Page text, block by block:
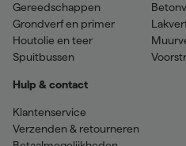
Gereedschappen
Grondverf en primer
Houtolie en teer
Spuitbussen
Hulp & contact
Klantenservice
Verzenden & retourneren